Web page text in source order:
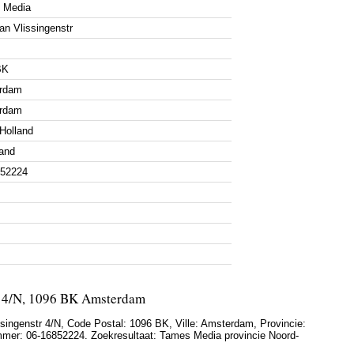
Media
Vlissingenstr
N, 1096 BK Amsterdam
4/N, Code Postal: 1096 BK, Ville: Amsterdam, Provincie:
06-16852224. Zoekresultaat: Tames Media provincie Noord-